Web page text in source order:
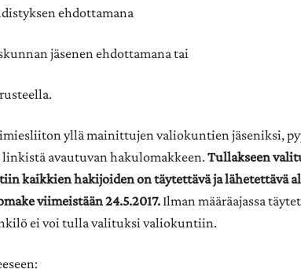
ehdottamana
jäsenen ehdottamana tai
yllä mainittujen valiokuntien jäseniksi,
avautuvan hakulomakkeen. Tullakseen
kaikkien hakijoiden on täytettävä ja lähetettävä
viimeistään 24.5.2017.Ilman määräajassa
ei voi tulla valituksi valiokuntiin.